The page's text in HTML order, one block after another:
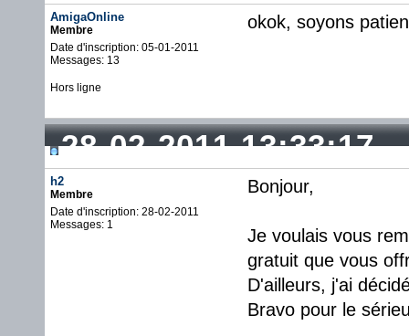
AmigaOnline
Membre
Date d'inscription: 05-01-2011
Messages: 13
okok, soyons
Hors ligne
28-02-2011 13:33:17
h2
Membre
Date d'inscription: 28-02-2011
Messages: 1
Bonjour,
Je voulais vous
gratuit que vous
D'ailleurs, j'ai
Bravo pour le